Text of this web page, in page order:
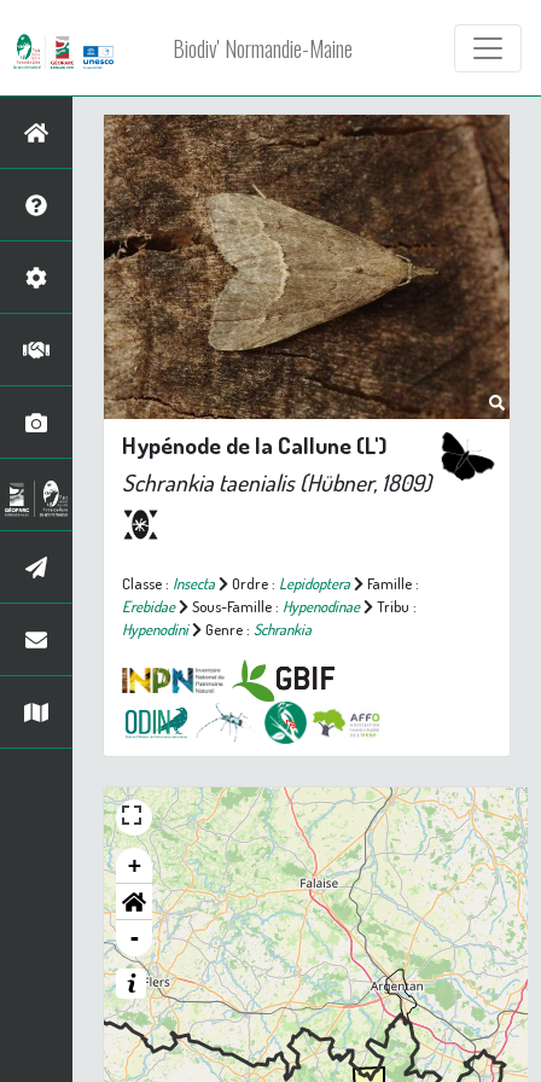
Biodiv' Normandie-Maine
Hypénode de la Callune (L')
Schrankia taenialis(Hübner, 1809)
Classe : Insecta Ordre : Lepidoptera
Famille :
Erebidae
Sous-Famille : Hypenodinae
Tribu :
Hypenodini
Genre : Schrankia
+
-